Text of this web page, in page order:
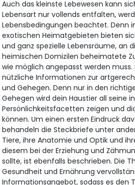
Auch das kleinste Lebewesen kann
Lebensart nur vollends entfalten,
Lebensbedingungen beachtet. Denn
exotischen Heimatgebieten bieten
und ganz spezielle Lebensräume, an
heimischen Domizilen beheimatete
wie möglich angepasst werden muss.
nützliche Informationen zur
und Gehegen. Denn nur in den
Gehegen wird dein Haustier all seine
Persönlichkeitsfacetten zeigen und
können. Um einen ersten Eindruck
behandeln die Steckbriefe unter
Tiere, ihre Anatomie und Optik und
diesem bei der Erziehung und
sollte, ist ebenfalls beschrieben. Die
Gesundheit und Ernährung
Informationsangebot, sodass es den